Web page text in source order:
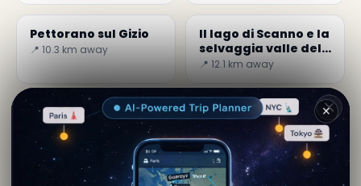
Pettorano sul Gizio
📍 10.3 km away
Il lago di Scanno e la
selvaggia valle del
Sagittario
📍 12.1 km away
DiLara Kipling· da Altopiano delle
Cinquemiglia
Contenuto editoriale verificato · Community Secret
✕